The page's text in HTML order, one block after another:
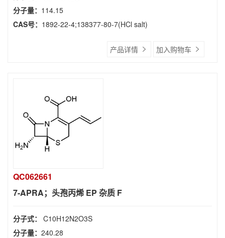
分子量： 114.15
CAS号： 1892-22-4;138377-80-7(HCl salt)
产品详情 加入购物车
QC062661
7-APRA；头孢丙烯 EP 杂质 F
分子式： C10H12N2O3S
分子量： 240.28